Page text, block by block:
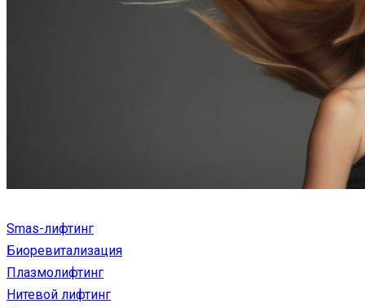
Smas-лифтинг
Биоревитализация
Плазмолифтинг
Нитевой лифтинг